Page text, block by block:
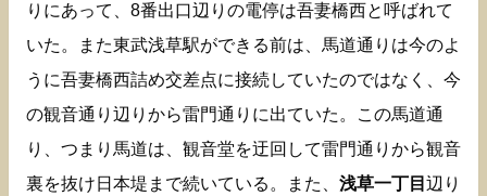
りにあって、8番出口辺りの電停は吾妻橋西と呼ばれて
いた。また東武浅草駅ができる前は、馬道通りは今のよ
うに吾妻橋西詰め交差点に接続していたのではなく、今
の観音通り辺りから雷門通りに出ていた。この馬道通
り、つまり馬道は、観音堂を迂回して雷門通りから観音
裏を抜け日本堤まで続いている。また、 浅草一丁目 辺り